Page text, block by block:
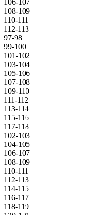
106-107
108-109
110-111
112-113
97-98
99-100
101-102
103-104
105-106
107-108
109-110
111-112
113-114
115-116
117-118
102-103
104-105
106-107
108-109
110-111
112-113
114-115
116-117
118-119